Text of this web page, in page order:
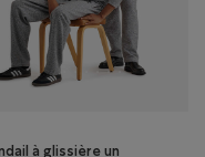
à glissière un